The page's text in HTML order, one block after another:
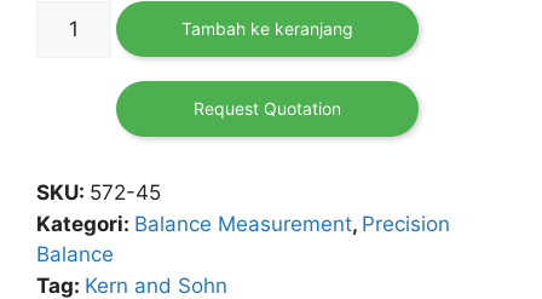
Kuantitas
Digital
0.05gr
Tambah ke keranjang
Request Quotation
SKU: 572-45
Kategori: Balance Measurement, Precision
Balance
Tag: Kern and Sohn